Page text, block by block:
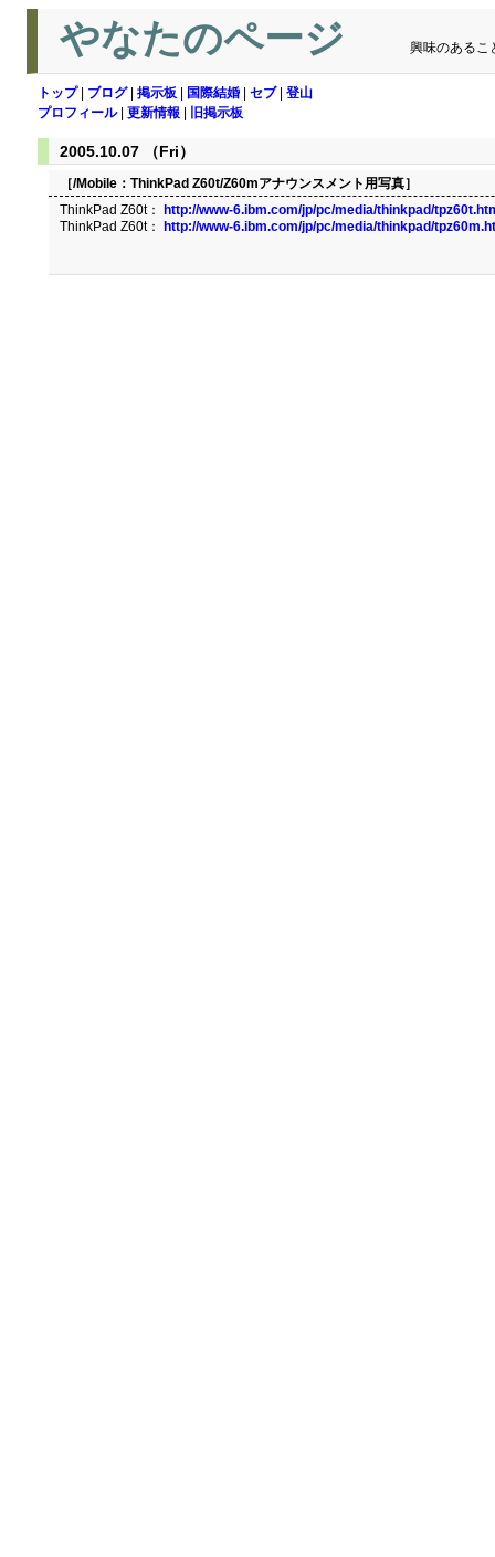
やなたのページ 興味のあるこ
トップ| ブログ| 掲示板 国際結婚 セブ| 登山
プロフィール| 更新情報 旧掲示板
2005.10.07 （Fri）
［/Mobile： ThinkPad Z60t/Z60mアナウンスメント用写真］
ThinkPad Z60t：
http://www-6.ibm.com/jp/pc/media/thinkpad/
ThinkPad Z60t：
http://www-6.ibm.com/jp/pc/media/thinkpad/